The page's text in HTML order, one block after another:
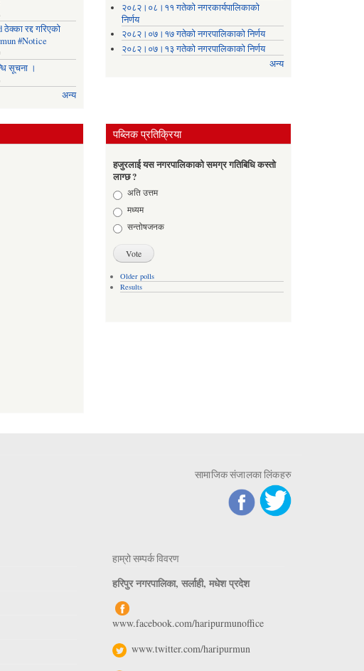
रद्द गरिएको
#Notice
सूचना ।
अन्य
२०८२।०८।११ गतेको नगरकार्यपालिकाको
निर्णय
२०८२।०७।१७ गतेको नगरपालिकाको निर्णय
२०८२।०७।१३ गतेको नगरपालिकाको निर्णय
अन्य
पब्लिक प्रतिक्रिया
हजुरलाई यस नगरपालिकाको समग्र गतिबिधि कस्तो
लाग्छ ?
Choicesअति उत्तम
मध्यम
सन्तोषजनक
Older polls
Results
सामाजिक संजालका लिंकहरु
हाम्रो सम्पर्क विवरण
हरिपुर नगरपालिका, सर्लाही, मधेश प्रदेश
www.facebook.com/haripurmunoffice
www.twitter.com/haripurmun